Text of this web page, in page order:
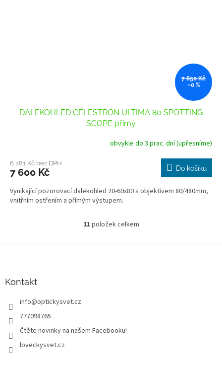
7 650 Kč
–0 %
DALEKOHLED CELESTRON ULTIMA 80 SPOTTING
SCOPE přímý
produktu
je
z
5
obvykle do 3 prac. dní (upřesníme)
6 281 Kč bez DPH
7 600 Kč Do košíku
Vynikající pozorovací dalekohled 20-60x80 s objektivem 80/480mm,
vnitřním ostřením a přímým výstupem.
O
l
k
11položek celkem
Kontakt
info@optickysvet.cz
777098765
Čtěte novinky na našem Facebooku!
loveckysvet.cz